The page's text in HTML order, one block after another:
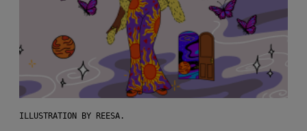
ILLUSTRATION BY REESA.